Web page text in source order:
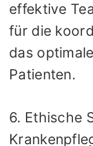
effektive
für die
das
Patienten.
6. Ethische